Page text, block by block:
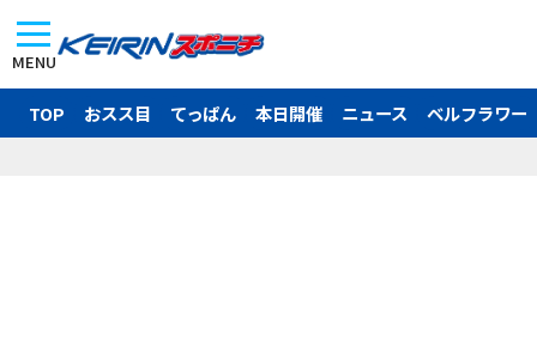
MENU
TOP おスス目 てっぱん 本日開催 ニュース ベルフラワー